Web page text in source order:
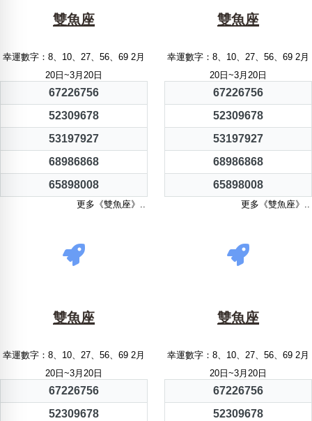
雙魚座
幸運數字：8、10、27、56、69 2月
20日~3月20日
67226756
52309678
53197927
68986868
65898008
更多《雙魚座》..
雙魚座
幸運數字：8、10、27、56、69 2月
20日~3月20日
67226756
52309678
53197927
68986868
65898008
更多《雙魚座》..
雙魚座
幸運數字：8、10、27、56、69 2月
20日~3月20日
67226756
52309678
雙魚座
幸運數字：8、10、27、56、69 2月
20日~3月20日
67226756
52309678